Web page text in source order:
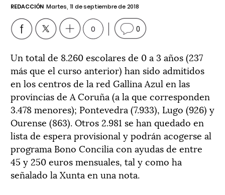
REDACCIÓN Martes, 11 de septiembre de 2018
0 0
Un total de 8.260 escolares de 0 a 3 años (237
más que el curso anterior) han sido admitidos
en los centros de la red Gallina Azul en las
provincias de A Coruña (a la que corresponden
3.478 menores); Pontevedra (7.933), Lugo (926) y
Ourense (863). Otros 2.981 se han quedado en
lista de espera provisional y podrán acogerse al
programa Bono Concilia con ayudas de entre
45 y 250 euros mensuales, tal y como ha
señalado la Xunta en una nota.